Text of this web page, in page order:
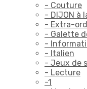
- Couture
- DIJON à
- Extra-
- Galette
-
- Italien
- Jeux de
- Lecture
-1